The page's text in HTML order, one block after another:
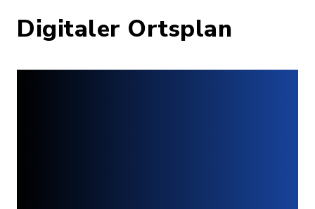
Digitaler Ortsplan